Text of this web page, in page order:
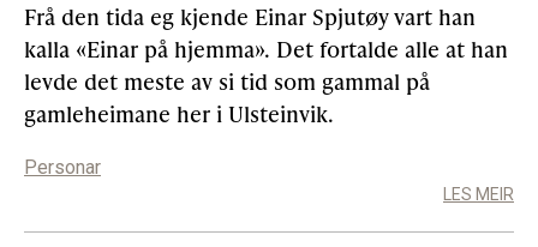
Frå den tida eg kjende Einar Spjutøy vart han
kalla «Einar på hjemma». Det fortalde alle at han
levde det meste av si tid som gammal på
gamleheimane her i Ulsteinvik.
Personar
LES MEIR